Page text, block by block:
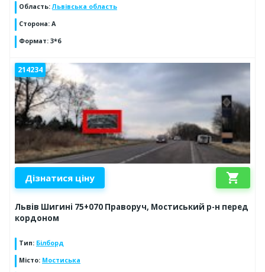
Область:Львівська область
Сторона: А
Формат: 3*6
214234
Дізнатися ціну shopping_cart
Львів Шигині 75+070 Праворуч, Мостиський р-н перед
кордоном
Тип: Білборд
Місто: Мостиська